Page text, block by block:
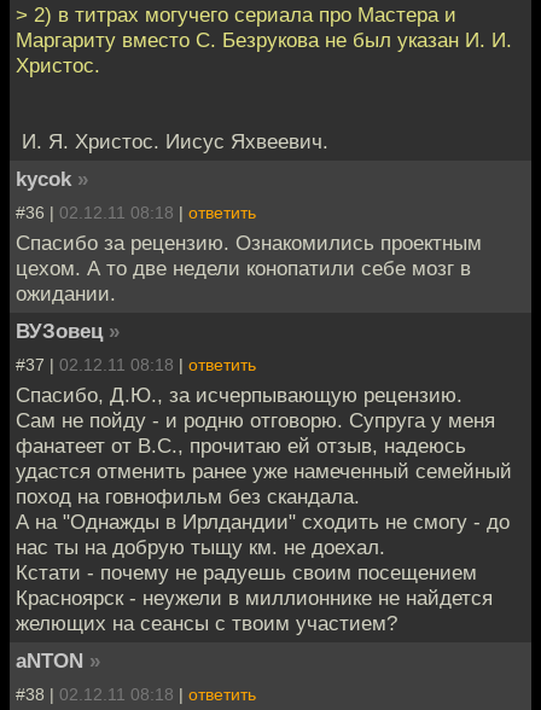
> 2) в титрах могучего сериала про Мастера и
Маргариту вместо С. Безрукова не был указан И. И.
Христос.
И. Я. Христос. Иисус Яхвеевич.
kycok »
#36 | 02.12.11 08:18 | ответить
Спасибо за рецензию. Ознакомились проектным
цехом. А то две недели конопатили себе мозг в
ожидании.
ВУЗовец »
#37 | 02.12.11 08:18 | ответить
Спасибо, Д.Ю., за исчерпывающую рецензию.
Сам не пойду - и родню отговорю. Супруга у меня
фанатеет от В.С., прочитаю ей отзыв, надеюсь
удастся отменить ранее уже намеченный семейный
поход на говнофильм без скандала.
А на "Однажды в Ирлдандии" сходить не смогу - до
нас ты на добрую тыщу км. не доехал.
Кстати - почему не радуешь своим посещением
Красноярск - неужели в миллионнике не найдется
желющих на сеансы с твоим участием?
aNTON »
#38 | 02.12.11 08:18 | ответить